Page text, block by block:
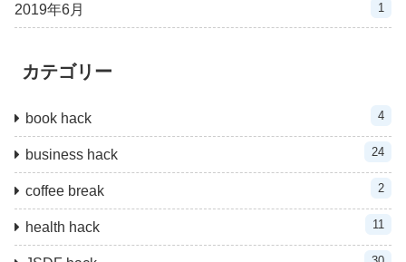
2019年6月 1
カテゴリー
book hack 4
business hack 24
coffee break 2
health hack 11